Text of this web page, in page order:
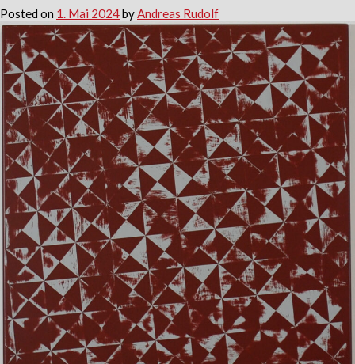
Posted on 1. Mai 2024byAndreas Rudolf